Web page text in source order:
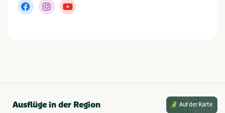
Ausflüge in der Region Auf der Karte